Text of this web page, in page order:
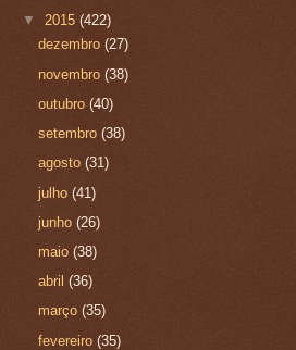
▼ 2015 (422)
dezembro(27)
novembro(38)
outubro(40)
setembro(38)
agosto(31)
julho(41)
junho(26)
maio(38)
abril(36)
março(35)
fevereiro(35)